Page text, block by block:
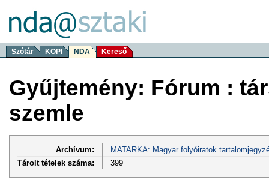
Szótár KOPI NDA Kereső
Gyűjtemény: Fórum :
szemle
Archívum:
MATARKA: Magyar folyóiratok
Tárolt tételek száma:
399